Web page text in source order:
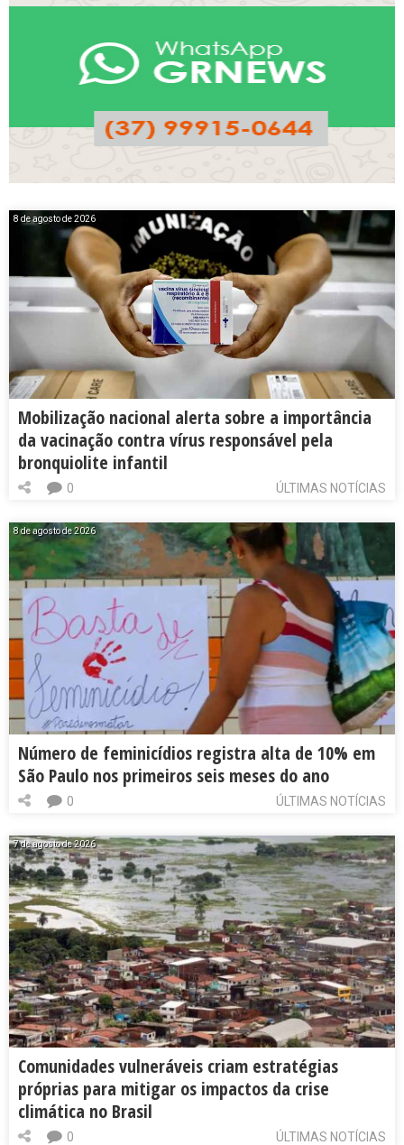
8 de agosto de 2026
Mobilização nacional alerta sobre a importância
da vacinação contra vírus responsável pela
bronquiolite infantil
ÚLTIMAS NOTÍCIAS
0
8 de agosto de 2026
Número de feminicídios registra alta de 10% em
São Paulo nos primeiros seis meses do ano
ÚLTIMAS NOTÍCIAS
0
7 de agosto de 2026
Comunidades vulneráveis criam estratégias
próprias para mitigar os impactos da crise
climática no Brasil
ÚLTIMAS NOTÍCIAS
0